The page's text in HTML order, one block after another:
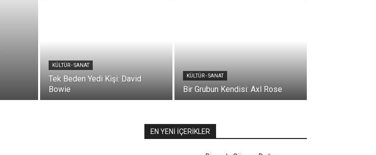
KÜLTÜR - SANAT
Tek Beden Yedi Kişi: David
Bowie
KÜLTÜR - SANAT
Bir Grubun Kendisi: Axl Rose
EN YENİ İÇERİKLER